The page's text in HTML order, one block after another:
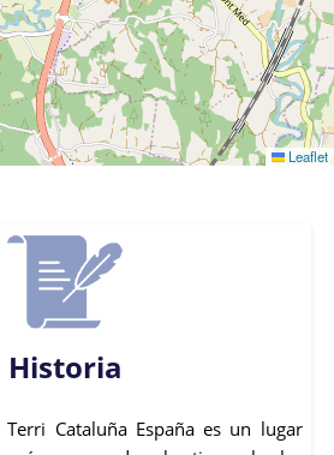
Leaflet
Historia
Cataluña España es un lugar